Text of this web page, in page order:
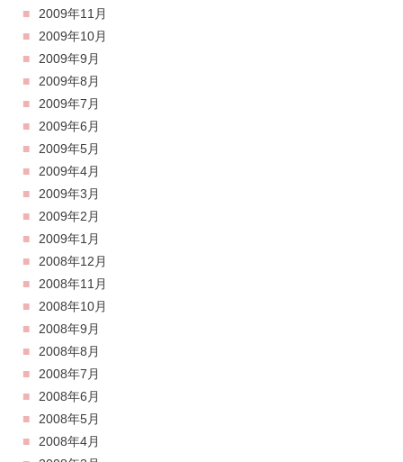
2009年11月
2009年10月
2009年9月
2009年8月
2009年7月
2009年6月
2009年5月
2009年4月
2009年3月
2009年2月
2009年1月
2008年12月
2008年11月
2008年10月
2008年9月
2008年8月
2008年7月
2008年6月
2008年5月
2008年4月